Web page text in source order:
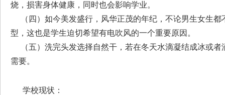
烧，损害身体健康，同时也会影响学业。
（四）如今美发盛行，风华正茂的年纪，不论男生女生都
型，这也是学生迫切希望有电吹风的一个重要原因。
（五）洗完头发选择自然干，若在冬天水滴凝结成冰或者
需要。
学校现状：